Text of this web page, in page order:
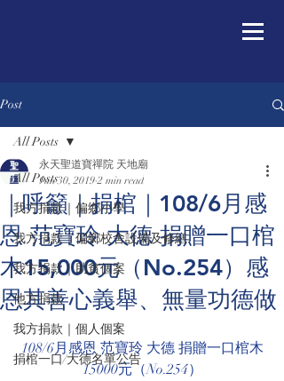
Post
All Posts
我方捐款｜偏鄉小學
我方捐款｜偏鄉校舍設備及修繕
我方捐款｜助貧個案
他方捐款
我方捐款｜個人個案
捐棺一口/大德名單公告
All Posts
｜呼籲｜捐棺｜108/6月感
恩 范寶玲 大德 捐贈一口棺
木15,000元（No.254）感
恩其善心義舉、無量功德做
永天聖道寶禪院 天地廟
Jun 30, 2019 2 min read
108/6月感恩 范寶玲 大德 捐贈一口棺木
15000元（No.254）